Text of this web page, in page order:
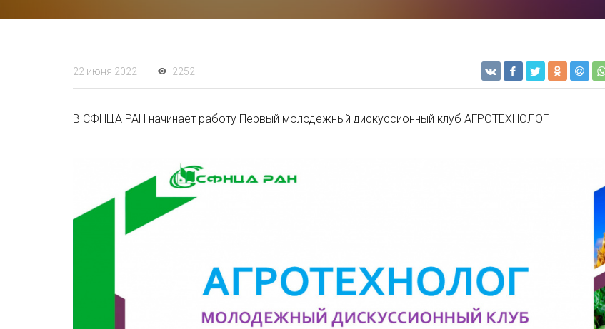
22 июня 2022 2252
В СФНЦА РАН начинает работу Первый молодежный дискуссионный клуб АГРОТЕХНОЛОГ